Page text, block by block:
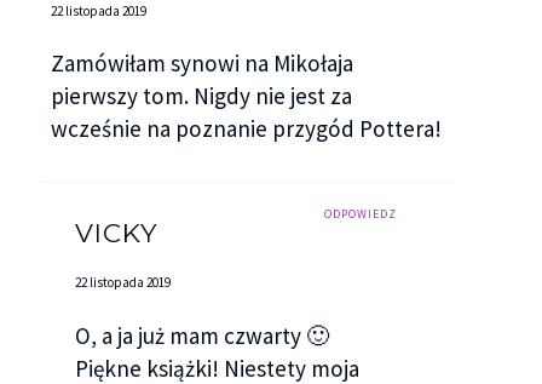
22 listopada 2019
Zamówiłam synowi na Mikołaja
pierwszy tom. Nigdy nie jest za
wcześnie na poznanie przygód Pottera!
ODPOWIEDZ
VICKY
22 listopada 2019
O, a ja już mam czwarty 🙂
Piękne książki! Niestety moja